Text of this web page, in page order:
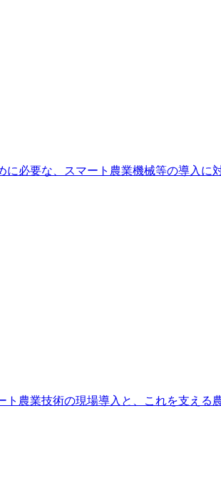
必要な、スマート農業機械等の導入に
農業技術の現場導⼊と、これを⽀える